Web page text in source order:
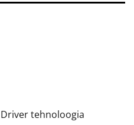
tehnoloogia